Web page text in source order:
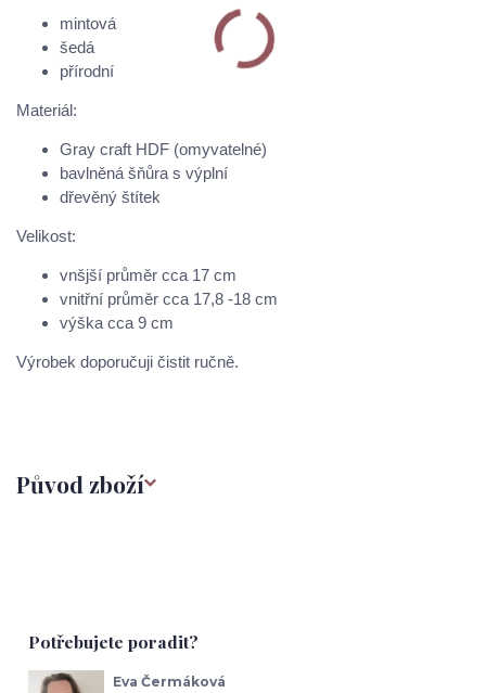
mintová
šedá
přírodní
Materiál:
Gray craft HDF (omyvatelné)
bavlněná šňůra s výplní
dřevěný štítek
Velikost:
vnšjší průměr cca 17 cm
vnitřní průměr cca 17,8 -18 cm
výška cca 9 cm
Výrobek doporučuji čistit ručně.
Původ zboží
Potřebujete poradit?
Eva Čermáková